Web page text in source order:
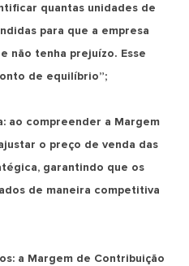
quantas unidades de
para que a empresa
não tenha prejuízo. Esse
de equilíbrio”;
ao compreender a Margem
o preço de venda das
garantindo que os
de maneira competitiva
a Margem de Contribuição